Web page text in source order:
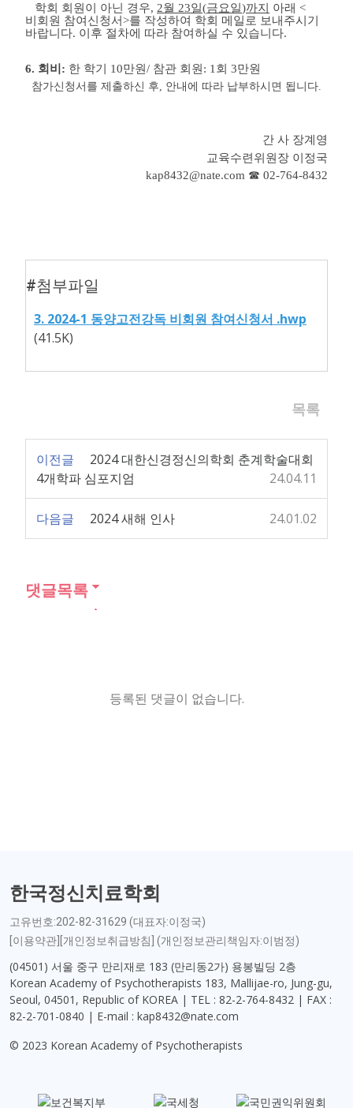
학회 회원이 아닌 경우, 2월 23일(금요일)까지 아래 <
비회원 참여신청서>를 작성하여 학회 메일로 보내주시기
바랍니다. 이후 절차에 따라 참여하실 수 있습니다.
6. 회비: 한 학기 10만원/ 참관 회원: 1 회 3만원
참가신청서를 제출하신 후 안내에 따라 납부하시면 됩니다
간 사 장계영
교육수련위원장 이정국
kap8432@nate.com ☎ 02-764-8432
#첨부파일
3. 2024-1 동양고전강독 비회원 참여신청서 .hwp
(41.5K)
목록
이전글
2024 대한신경정신의학회 춘계학술대회
4개학파 심포지엄
24.04.11
다음글 2024 새해 인사 24.01.02
댓글목록
등록된 댓글이 없습니다.
한국정신치료학회
고유번호:202-82-31629 (대표자:이정국)
[이용약관][개인정보취급방침] (개인정보관리책임자:이범정)
(04501) 서울 중구 만리재로 183 (만리동2가) 용봉빌딩 2층
Korean Academy of Psychotherapists 183, Mallijae-ro, Jung-gu,
Seoul, 04501, Republic of KOREA | TEL : 82-2-764-8432 | FAX :
82-2-701-0840 | E-mail : kap8432@nate.com
© 2023 Korean Academy of Psychotherapists